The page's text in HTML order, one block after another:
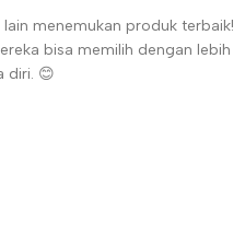
menemukan produk terbaik!
bisa memilih dengan lebih
diri. 😊